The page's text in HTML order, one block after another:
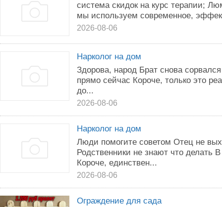
система скидок на курс терапии;
мы используем современное,
2026-08-06
Нарколог на дом
Здорова, народ Брат снова
прямо сейчас Короче, только это
до...
2026-08-06
Нарколог на дом
Люди помогите советом Отец не
Родственники не знают что делать
Короче, единствен...
2026-08-06
Ограждение для сада